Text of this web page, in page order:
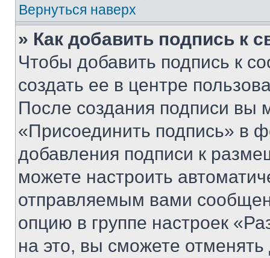
Вернуться наверх
» Как добавить подпись к
Чтобы добавить подпись к
создать ее в центре
После создания подписи вы
«Присоединить подпись» в
добавления подписи к
можете настроить
отправляемым вами
опцию в группе настроек
на это, вы сможете